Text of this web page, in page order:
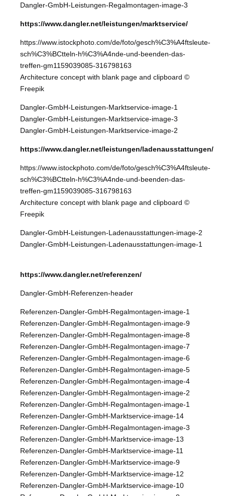
Dangler-GmbH-Leistungen-Regalmontagen-image-3
https://www.dangler.net/leistungen/marktservice/
https://www.istockphoto.com/de/foto/gesch%C3%A4ftsleute-
sch%C3%BCtteln-h%C3%A4nde-und-beenden-das-
treffen-gm1159039085-316798163
Architecture concept with blank page and clipboard ©
Freepik
Dangler-GmbH-Leistungen-Marktservice-image-1
Dangler-GmbH-Leistungen-Marktservice-image-3
Dangler-GmbH-Leistungen-Marktservice-image-2
https://www.dangler.net/leistungen/ladenausstattungen/
https://www.istockphoto.com/de/foto/gesch%C3%A4ftsleute-
sch%C3%BCtteln-h%C3%A4nde-und-beenden-das-
treffen-gm1159039085-316798163
Architecture concept with blank page and clipboard ©
Freepik
Dangler-GmbH-Leistungen-Ladenausstattungen-image-2
Dangler-GmbH-Leistungen-Ladenausstattungen-image-1
https://www.dangler.net/referenzen/
Dangler-GmbH-Referenzen-header
Referenzen-Dangler-GmbH-Regalmontagen-image-1
Referenzen-Dangler-GmbH-Regalmontagen-image-9
Referenzen-Dangler-GmbH-Regalmontagen-image-8
Referenzen-Dangler-GmbH-Regalmontagen-image-7
Referenzen-Dangler-GmbH-Regalmontagen-image-6
Referenzen-Dangler-GmbH-Regalmontagen-image-5
Referenzen-Dangler-GmbH-Regalmontagen-image-4
Referenzen-Dangler-GmbH-Regalmontagen-image-2
Referenzen-Dangler-GmbH-Regalmontagen-image-1
Referenzen-Dangler-GmbH-Marktservice-image-14
Referenzen-Dangler-GmbH-Regalmontagen-image-3
Referenzen-Dangler-GmbH-Marktservice-image-13
Referenzen-Dangler-GmbH-Marktservice-image-11
Referenzen-Dangler-GmbH-Marktservice-image-9
Referenzen-Dangler-GmbH-Marktservice-image-12
Referenzen-Dangler-GmbH-Marktservice-image-10